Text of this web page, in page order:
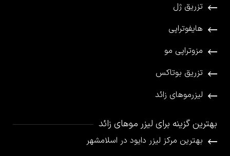
تزریق ژل
هایفوتراپی
مزوتراپی مو
تزریق بوتاکس
لیزرموهای زائد
بهترین گزینه برای لیزر موهای زائد
بهترین مرکز لیزر دایود در اسلامشهر